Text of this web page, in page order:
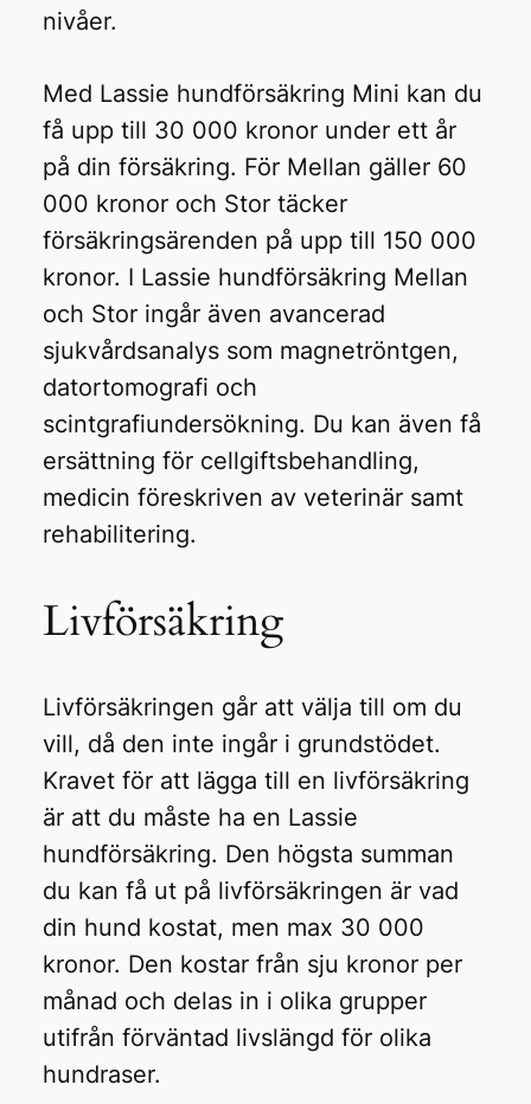
nivåer.
Med Lassie hundförsäkring Mini kan du
få upp till 30 000 kronor under ett år
på din försäkring. För Mellan gäller 60
000 kronor och Stor täcker
försäkringsärenden på upp till 150 000
kronor. I Lassie hundförsäkring Mellan
och Stor ingår även avancerad
sjukvårdsanalys som magnetröntgen,
datortomografi och
scintgrafiundersökning. Du kan även få
ersättning för cellgiftsbehandling,
medicin föreskriven av veterinär samt
rehabilitering.
Livförsäkring
Livförsäkringen går att välja till om du
vill, då den inte ingår i grundstödet.
Kravet för att lägga till en livförsäkring
är att du måste ha en Lassie
hundförsäkring. Den högsta summan
du kan få ut på livförsäkringen är vad
din hund kostat, men max 30 000
kronor. Den kostar från sju kronor per
månad och delas in i olika grupper
utifrån förväntad livslängd för olika
hundraser.